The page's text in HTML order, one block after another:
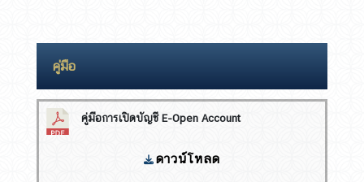
คู่มือ
คู่มือการเปิดบัญชี E-Open Account
ดาวน์โหลด